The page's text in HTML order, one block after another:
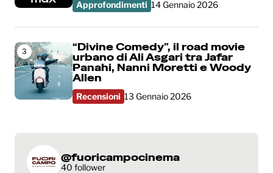
Approfondimenti 14 Gennaio 2026
3
“Divine Comedy”, il road movie
urbano di Ali Asgari tra Jafar
Panahi, Nanni Moretti e Woody
Allen
Recensioni 13 Gennaio 2026
@fuoricampocinema
40 follower